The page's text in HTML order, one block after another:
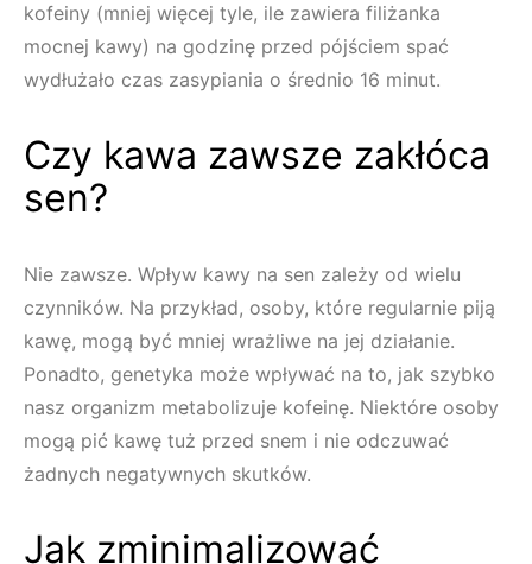
kofeiny (mniej więcej tyle, ile zawiera filiżanka
mocnej kawy) na godzinę przed pójściem spać
wydłużało czas zasypiania o średnio 16 minut.
Czy kawa zawsze zakłóca
sen?
Nie zawsze. Wpływ kawy na sen zależy od wielu
czynników. Na przykład, osoby, które regularnie piją
kawę, mogą być mniej wrażliwe na jej działanie.
Ponadto, genetyka może wpływać na to, jak szybko
nasz organizm metabolizuje kofeinę. Niektóre osoby
mogą pić kawę tuż przed snem i nie odczuwać
żadnych negatywnych skutków.
Jak zminimalizować